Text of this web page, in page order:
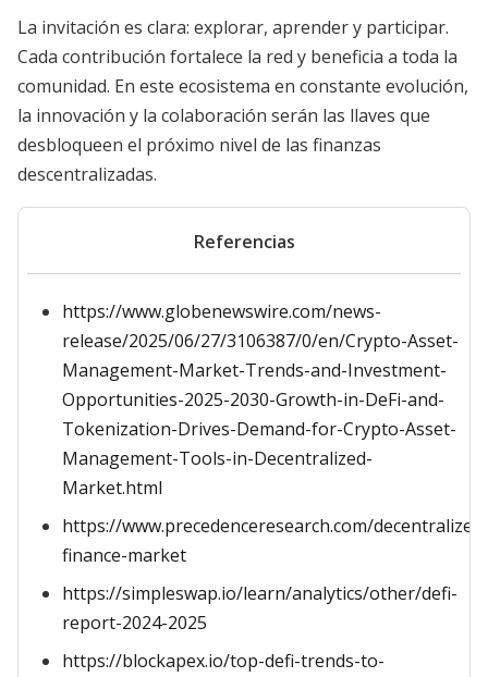
La invitación es clara: explorar, aprender y participar.
Cada contribución fortalece la red y beneficia a toda la
comunidad. En este ecosistema en constante evolución,
la innovación y la colaboración serán las llaves que
desbloqueen el próximo nivel de las finanzas
descentralizadas.
Referencias
https://www.globenewswire.com/news-
release/2025/06/27/3106387/0/en/Crypto-Asset-
Management-Market-Trends-and-Investment-
Opportunities-2025-2030-Growth-in-DeFi-and-
Tokenization-Drives-Demand-for-Crypto-Asset-
Management-Tools-in-Decentralized-
Market.html
https://www.precedenceresearch.com/decentralized-
finance-market
https://simpleswap.io/learn/analytics/other/defi-
report-2024-2025
https://blockapex.io/top-defi-trends-to-